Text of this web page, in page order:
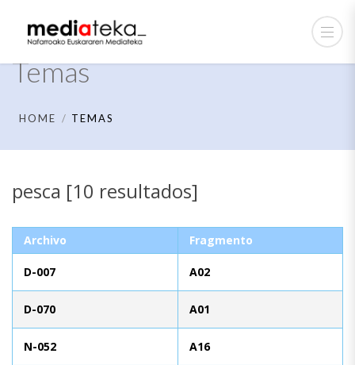
Temas
HOME TEMAS
pesca [10 resultados]
Archivo Fragmento
D-007 A02
D-070 A01
N-052 A16